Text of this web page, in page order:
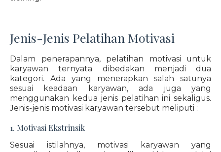
Jenis-Jenis Pelatihan Motivasi
Dalam penerapannya, pelatihan motivasi untuk
karyawan ternyata dibedakan menjadi dua
kategori. Ada yang menerapkan salah satunya
sesuai keadaan karyawan, ada juga yang
menggunakan kedua jenis pelatihan ini sekaligus.
Jenis-jenis motivasi karyawan tersebut meliputi :
1. Motivasi Ekstrinsik
Sesuai istilahnya, motivasi karyawan yang